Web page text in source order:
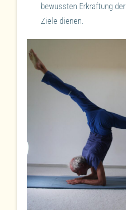
bewussten Erkraftung
Ziele dienen.